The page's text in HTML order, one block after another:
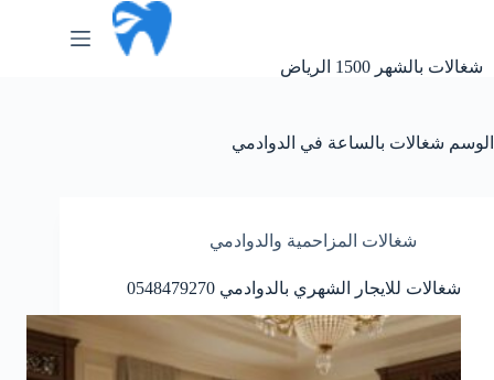
شغالات بالشهر 1500 الرياض
الوسم شغالات بالساعة في الدوادمي
شغالات المزاحمية والدوادمي
شغالات للايجار الشهري بالدوادمي 0548479270